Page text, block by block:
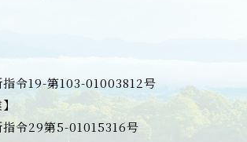
令19-第103-01003812号
令29第5-01015316号